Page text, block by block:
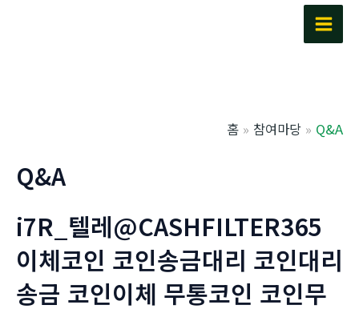
Main
홈 참여마당 Q&A
Q&A
i7R_텔레@CASHFILTER365
이체코인 코인송금대리 코인대리
송금 코인이체 무통코인 코인무